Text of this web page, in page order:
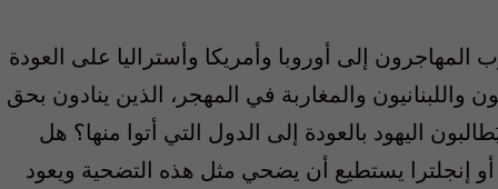
إلى أوروبا وأمريكا وأستراليا على العودة
والمغاربة في المهجر، الذين ينادون بحق
اليهود بالعودة إلى الدول التي أتوا منها؟ هل
يستطيع أن يضحي مثل هذه التضحية ويعود